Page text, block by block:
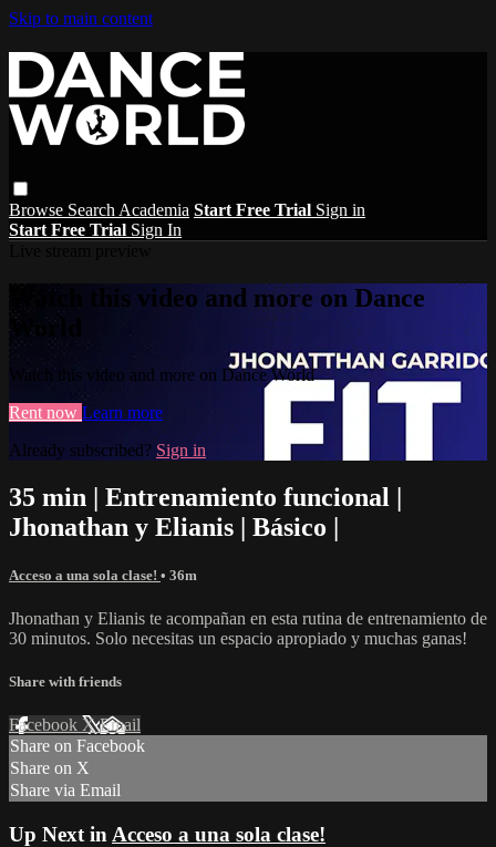
Skip to main content
Browse Search Academia Start Free Trial Sign in
Start Free Trial Sign In
Watch this video and more on Dance
World
Watch this video and more on Dance World
Rent now Learn more
Already subscribed? Sign in
35 min | Entrenamiento funcional |
Jhonathan y Elianis | Básico |
Acceso a una sola clase! • 36m
Jhonathan y Elianis te acompañan en esta rutina de entrenamiento de
30 minutos. Solo necesitas un espacio apropiado y muchas ganas!
Share with friends
Facebook XEmail
Share on Facebook
Share on X
Share via Email
Up Next in Acceso a una sola clase!